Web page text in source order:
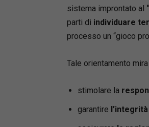
sistema improntato al
parti di individuare
processo un “gioco
Tale orientamento
stimolare la
garantire